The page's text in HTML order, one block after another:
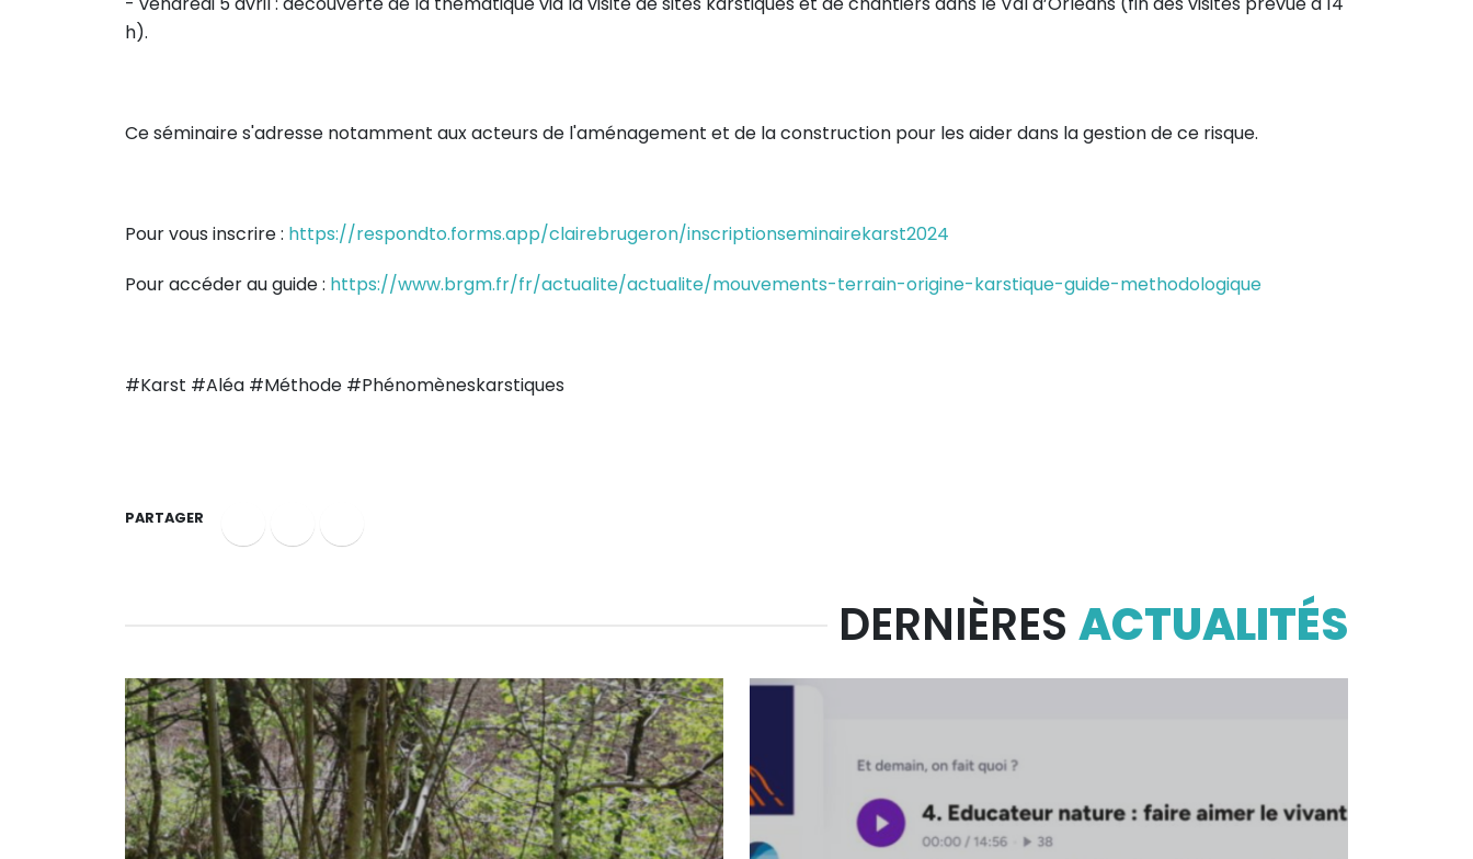
h).
Ce séminaire s'adresse notamment aux acteurs de l'aménagement et de la construction pour les aider dans la gestion de ce risque.
Pour vous inscrire : https://respondto.forms.app/clairebrugeron/inscriptionseminairekarst2024
Pour accéder au guide : https://www.brgm.fr/fr/actualite/actualite/mouvements-terrain-origine-karstique-guide-methodologique
#Karst #Aléa #Méthode #Phénomèneskarstiques
PARTAGER
DERNIÈRES ACTUALITÉS